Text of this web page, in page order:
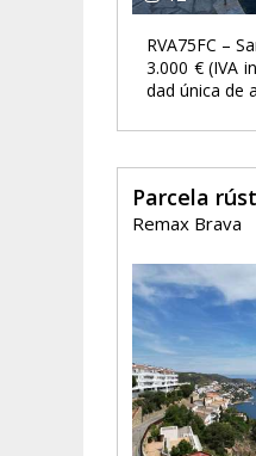
RVA75FC –
3.000 € (IVA
dad única de
Parcela
Remax Brava